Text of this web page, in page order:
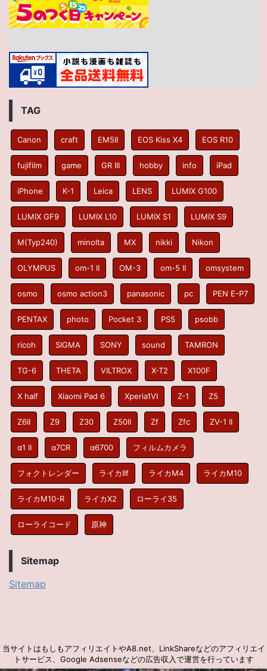
TAG
Canon craft EM5II EOS Kiss X4 EOS R10
fujifilm game GR III hobby info iPad
iPhone K-1 Leica LENS LUMIX G100
LUMIX GF9 LUMIX L10 LUMIX S1 LUMIX S9
M(Typ240) minolta MX nikki Nikon
OLYMPUS om-1 II OM-3 om-5 II omsystem
osmo osmo action3 panasonic pc PEN E-P7
PENTAX photo Pocket 3 PS5 psobb
ricoh SIGMA SONY sound TAMRON
TG-6 THETA VILTROX X-T2 X100F
X half Xiaomi Pad 6 Xperia1VI Z-1 Z5
Z6II Z9 Z30 Z50II Zf Zfc ZV-1 II
α1 II α7CR α6700 フィルムカメラ
フォクトレンダー ライカIIf ライカM4 ライカM10
ライカM10-R ライカX2 ローライ35
ローライコード 原神
Sitemap
Sitemap
当サイトはもしもアフィリエイトやA8.net、LinkShareなどのアフィリエイ
トサービス、Google Adsenseなどの広告収入で運営を行っています